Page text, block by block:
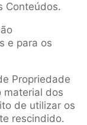
Conteúdos.
e para os
Propriedade
material dos
de utilizar os
rescindido.